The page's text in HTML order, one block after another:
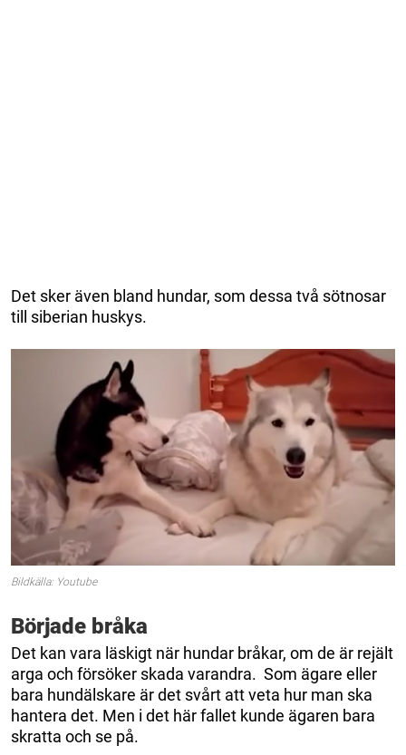
Det sker även bland hundar, som dessa två sötnosar
till siberian huskys.
Bildkälla: Youtube
Började bråka
Det kan vara läskigt när hundar bråkar, om de är rejält
arga och försöker skada varandra. Som ägare eller
bara hundälskare är det svårt att veta hur man ska
hantera det. Men i det här fallet kunde ägaren bara
skratta och se på.